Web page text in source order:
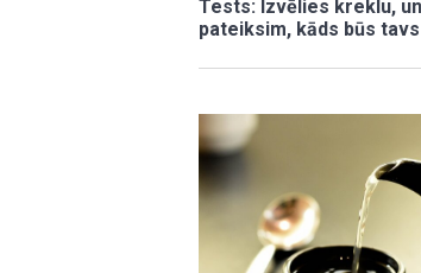
Tests: Izvēlies kreklu,
pateiksim, kāds būs